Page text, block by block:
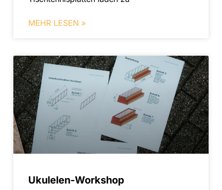
MEHR LESEN »
Ukulelen-Workshop